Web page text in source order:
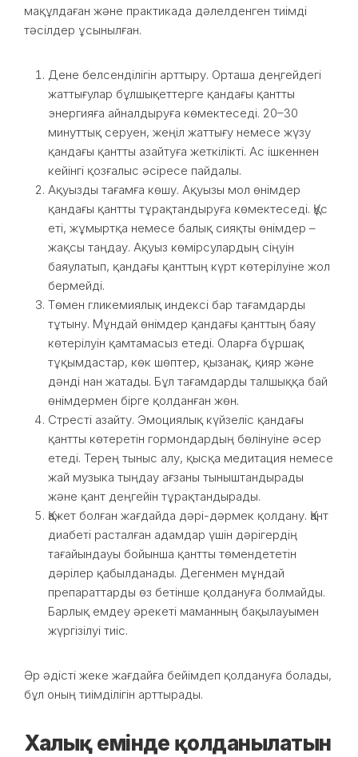
мақұлдаған және практикада дәлелденген тиімді
тәсілдер ұсынылған.
Дене белсенділігін арттыру. Орташа деңгейдегі
жаттығулар бұлшықеттерге қандағы қантты
энергияға айналдыруға көмектеседі. 20–30
минуттық серуен, жеңіл жаттығу немесе жүзу
қандағы қантты азайтуға жеткілікті. Ас ішкеннен
кейінгі қозғалыс әсіресе пайдалы.
Ақуызды тағамға көшу. Ақуызы мол өнімдер
қандағы қантты тұрақтандыруға көмектеседі. Құс
еті, жұмыртқа немесе балық сияқты өнімдер –
жақсы таңдау. Ақуыз көмірсулардың сіңуін
баяулатып, қандағы қанттың күрт көтерілуіне жол
бермейді.
Төмен гликемиялық индексі бар тағамдарды
тұтыну. Мұндай өнімдер қандағы қанттың баяу
көтерілуін қамтамасыз етеді. Оларға бұршақ
тұқымдастар, көк шөптер, қызанақ, қияр және
дәнді нан жатады. Бұл тағамдарды талшыққа бай
өнімдермен бірге қолданған жөн.
Стресті азайту. Эмоциялық күйзеліс қандағы
қантты көтеретін гормондардың бөлінуіне әсер
етеді. Терең тыныс алу, қысқа медитация немесе
жай музыка тыңдау ағзаны тыныштандырады
және қант деңгейін тұрақтандырады.
Қажет болған жағдайда дәрі-дәрмек қолдану. Қант
диабеті расталған адамдар үшін дәрігердің
тағайындауы бойынша қантты төмендететін
дәрілер қабылданады. Дегенмен мұндай
препараттарды өз бетінше қолдануға болмайды.
Барлық емдеу әрекеті маманның бақылауымен
жүргізілуі тиіс.
Әр әдісті жеке жағдайға бейімдеп қолдануға болады,
бұл оның тиімділігін арттырады.
Халық емінде қолданылатын